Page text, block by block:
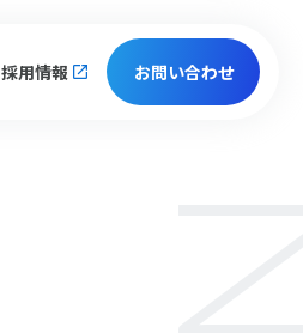
採用情報 お問い合わせ